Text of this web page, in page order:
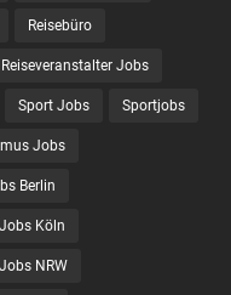
Reisebüro
Reiseveranstalter Jobs
Sport Jobs Sportjobs
Jobs
Berlin
Köln
NRW